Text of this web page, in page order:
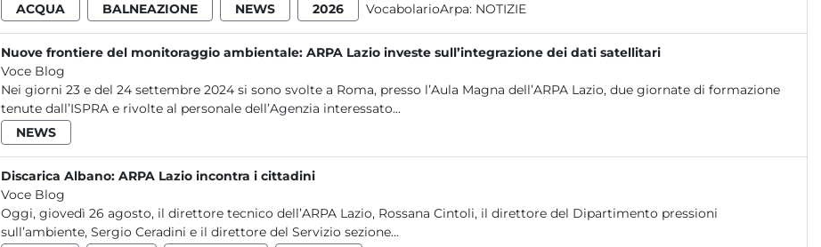
ACQUA
BALNEAZIONE NEWS 2026 VocabolarioArpa: NOTIZIE
Nuove frontiere del monitoraggio ambientale: ARPA Lazio investe sull’integrazione dei dati satellitari
Voce Blog
Nei giorni 23 e del 24 settembre 2024 si sono svolte a Roma, presso l’Aula Magna dell’ARPA Lazio, due giornate di formazione
tenute dall’ISPRA e rivolte al personale dell’Agenzia interessato...
NEWS
Discarica Albano: ARPA Lazio incontra i cittadini
Voce Blog
Oggi, giovedì 26 agosto, il direttore tecnico dell’ARPA Lazio, Rossana Cintoli, il direttore del Dipartimento pressioni
sull’ambiente, Sergio Ceradini e il direttore del Servizio sezione...